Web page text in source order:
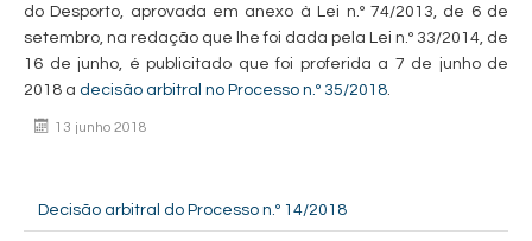
do Desporto, aprovada em anexo à Lei n.º 74/2013, de 6 de
setembro, na redação que lhe foi dada pela Lei n.º 33/2014, de
16 de junho, é publicitado que foi proferida a 7 de junho de
2018 a decisão arbitral no Processo n.º 35/2018.
13 junho 2018
Decisão arbitral do Processo n.º 14/2018